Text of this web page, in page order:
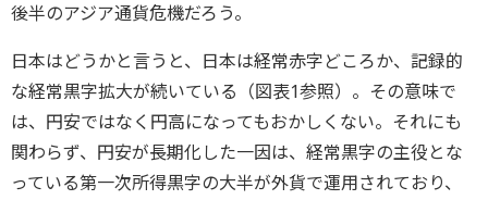
後半のアジア通貨危機だろう。
日本はどうかと言うと、日本は経常赤字どころか、記録的
な経常黒字拡大が続いている（図表1参照）。その意味で
は、円安ではなく円高になってもおかしくない。それにも
関わらず、円安が長期化した一因は、経常黒字の主役とな
っている第一次所得黒字の大半が外貨で運用されており、